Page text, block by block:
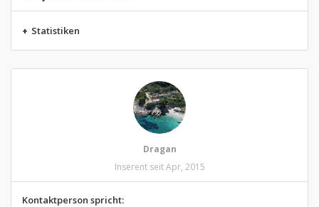
+ Statistiken
Dragan
Inserent seit Apr, 2015
Kontaktperson spricht: